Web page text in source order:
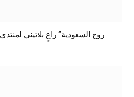
“روح السعودية” راعٍ بلاتيني لمنتدى